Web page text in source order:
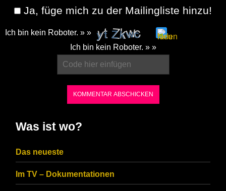
Ja, füge mich zu der Mailingliste hinzu!
Ich bin kein Roboter. » »
CAPTCHA
ensure
Ich bin kein Roboter. » »
Was ist wo?
Das neueste
Im TV – Dokumentationen